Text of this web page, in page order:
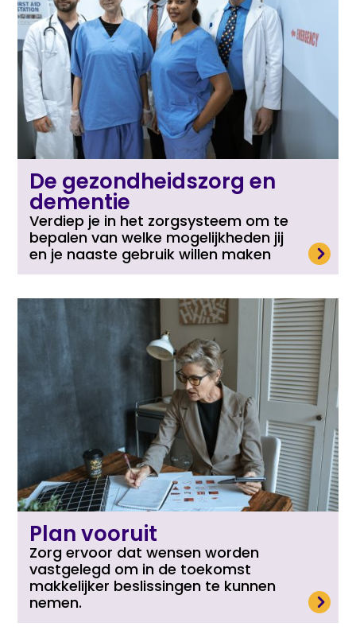
De gezondheidszorg en
dementie
Verdiep je in het zorgsysteem om te
bepalen van welke mogelijkheden jij
en je naaste gebruik willen maken
Lees meer
Plan vooruit
Zorg ervoor dat wensen worden
vastgelegd om in de toekomst
makkelijker beslissingen te kunnen
nemen.